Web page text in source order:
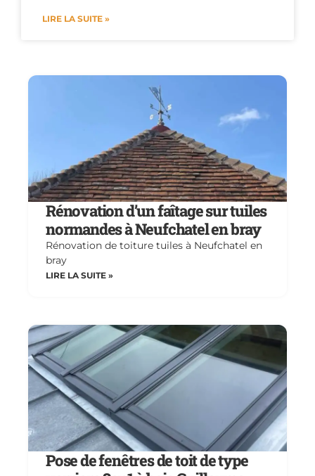
LIRE LA SUITE »
Rénovation d’un faîtage sur tuiles
normandes à Neufchatel en bray
Rénovation de toiture tuiles à Neufchatel en
bray
LIRE LA SUITE »
Pose de fenêtres de toit de type